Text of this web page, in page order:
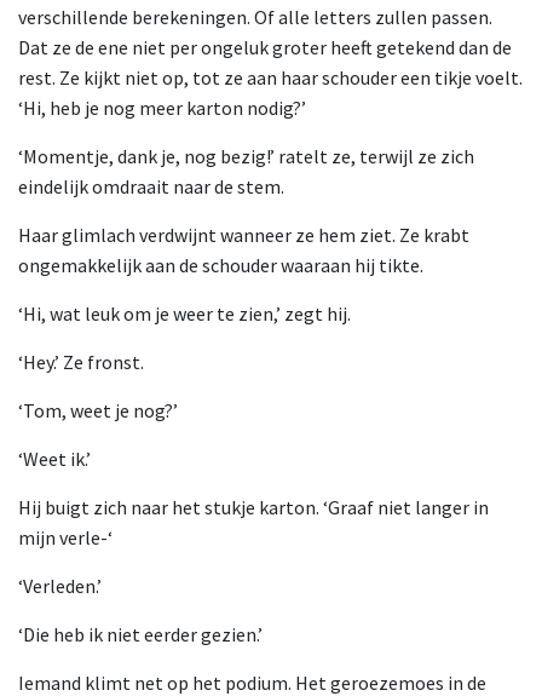
verschillende berekeningen. Of alle letters zullen passen.
Dat ze de ene niet per ongeluk groter heeft getekend dan de
rest. Ze kijkt niet op, tot ze aan haar schouder een tikje voelt.
‘Hi, heb je nog meer karton nodig?’
‘Momentje, dank je, nog bezig!’ ratelt ze, terwijl ze zich
eindelijk omdraait naar de stem.
Haar glimlach verdwijnt wanneer ze hem ziet. Ze krabt
ongemakkelijk aan de schouder waaraan hij tikte.
‘Hi, wat leuk om je weer te zien,’ zegt hij.
‘Hey.’ Ze fronst.
‘Tom, weet je nog?’
‘Weet ik.’
Hij buigt zich naar het stukje karton. ‘Graaf niet langer in
mijn verle-‘
‘Verleden.’
‘Die heb ik niet eerder gezien.’
Iemand klimt net op het podium. Het geroezemoes in de